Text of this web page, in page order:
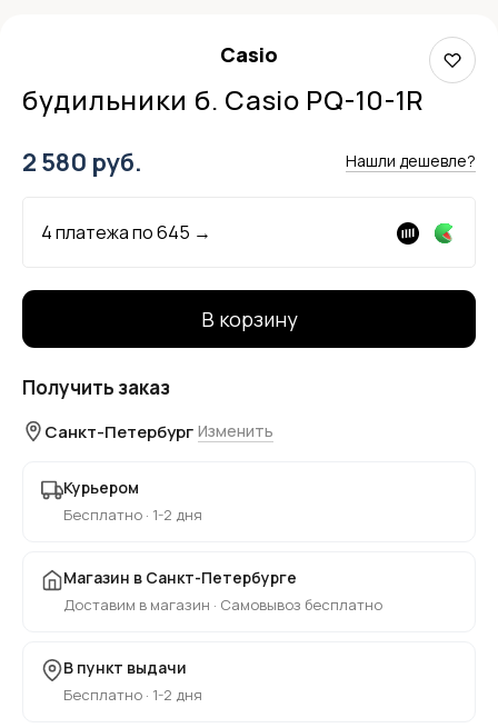
Casio
будильники б. Casio PQ-10-1R
2 580 руб. Нашли дешевле?
4 платежа по645 →
В корзину
Получить заказ
Санкт-Петербург Изменить
Курьером
Бесплатно · 1-2 дня
Магазин в Санкт-Петербурге
Доставим в магазин · Самовывоз бесплатно
В пункт выдачи
Бесплатно · 1-2 дня